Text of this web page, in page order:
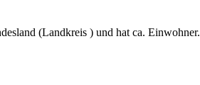
(Landkreis ) und hat ca. Einwohner.